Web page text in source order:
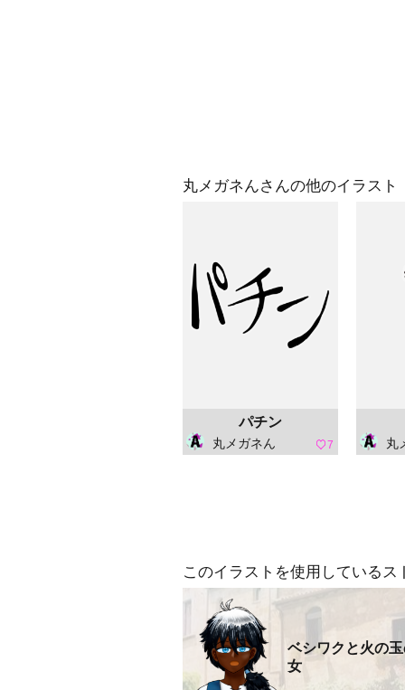
丸メガネんさんの他のイラスト
パチン
丸メガネん 7 丸
このイラストを使用しているス
ベシワクと火の
女